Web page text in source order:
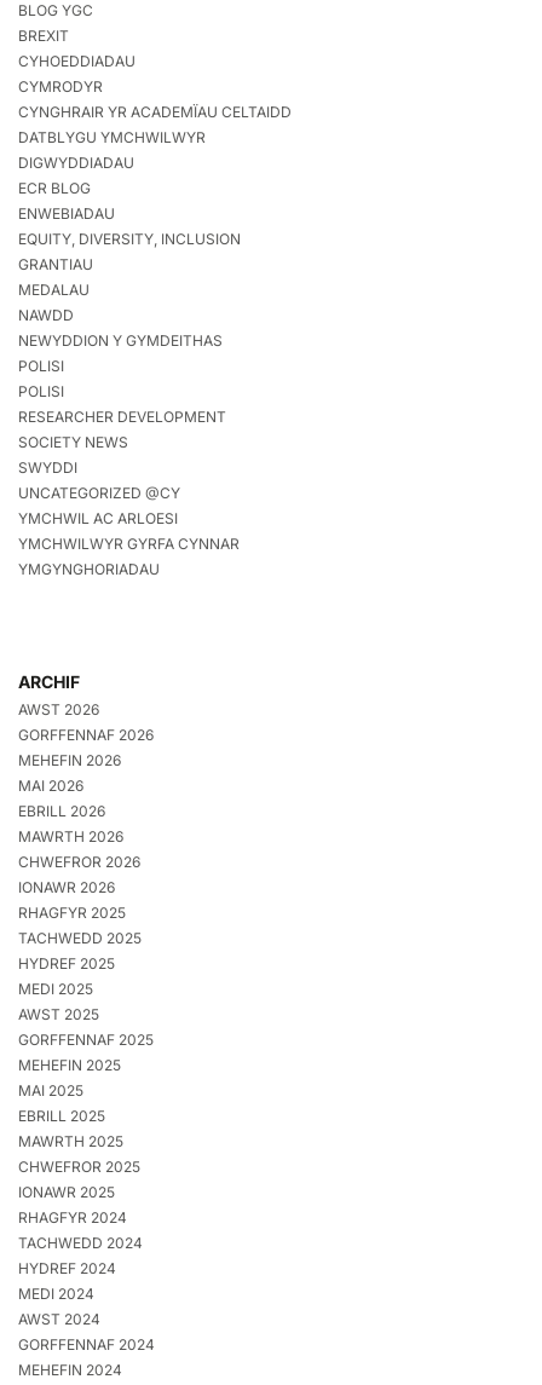
BLOG YGC
BREXIT
CYHOEDDIADAU
CYMRODYR
CYNGHRAIR YR ACADEMÏAU CELTAIDD
DATBLYGU YMCHWILWYR
DIGWYDDIADAU
ECR BLOG
ENWEBIADAU
EQUITY, DIVERSITY, INCLUSION
GRANTIAU
MEDALAU
NAWDD
NEWYDDION Y GYMDEITHAS
POLISI
POLISI
RESEARCHER DEVELOPMENT
SOCIETY NEWS
SWYDDI
UNCATEGORIZED @CY
YMCHWIL AC ARLOESI
YMCHWILWYR GYRFA CYNNAR
YMGYNGHORIADAU
ARCHIF
AWST 2026
GORFFENNAF 2026
MEHEFIN 2026
MAI 2026
EBRILL 2026
MAWRTH 2026
CHWEFROR 2026
IONAWR 2026
RHAGFYR 2025
TACHWEDD 2025
HYDREF 2025
MEDI 2025
AWST 2025
GORFFENNAF 2025
MEHEFIN 2025
MAI 2025
EBRILL 2025
MAWRTH 2025
CHWEFROR 2025
IONAWR 2025
RHAGFYR 2024
TACHWEDD 2024
HYDREF 2024
MEDI 2024
AWST 2024
GORFFENNAF 2024
MEHEFIN 2024